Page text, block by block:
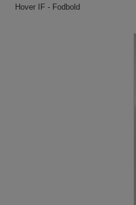
Hover IF - Fodbold